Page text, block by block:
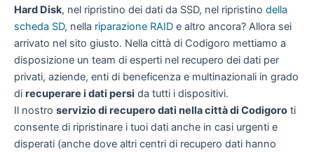
Hard Disk, nel ripristino dei dati da SSD, nel ripristino della
scheda SD, nella riparazione RAID e altro ancora? Allora sei
arrivato nel sito giusto. Nella città di Codigoro mettiamo a
disposizione un team di esperti nel recupero dei dati per
privati, aziende, enti di beneficenza e multinazionali in grado
di recuperare i dati persi da tutti i dispositivi.
Il nostro servizio di recupero dati nella città di Codigoro ti
consente di ripristinare i tuoi dati anche in casi urgenti e
disperati (anche dove altri centri di recupero dati hanno